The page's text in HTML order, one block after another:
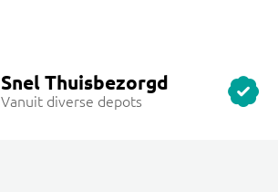
Snel Thuisbezorgd
Vanuit diverse depots